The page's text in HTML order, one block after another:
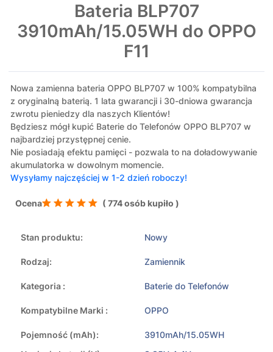
Bateria BLP707
3910mAh/15.05WH do OPPO
F11
Nowa zamienna bateria OPPO BLP707 w 100% kompatybilna
z oryginalną baterią. 1 lata gwarancji i 30-dniowa gwarancja
zwrotu pieniedzy dla naszych Klientów!
Będziesz mógł kupić Baterie do Telefonów OPPO BLP707 w
najbardziej przystępnej cenie.
Nie posiadają efektu pamięci - pozwala to na doładowywanie
akumulatorka w dowolnym momencie.
Wysyłamy najczęściej w 1-2 dzień roboczy!
Ocena ( 774 osób kupiło )
Stan produktu: Nowy
Rodzaj: Zamiennik
Kategoria : Baterie do Telefonów
Kompatybilne Marki : OPPO
Pojemność (mAh):
3910mAh/15.05WH